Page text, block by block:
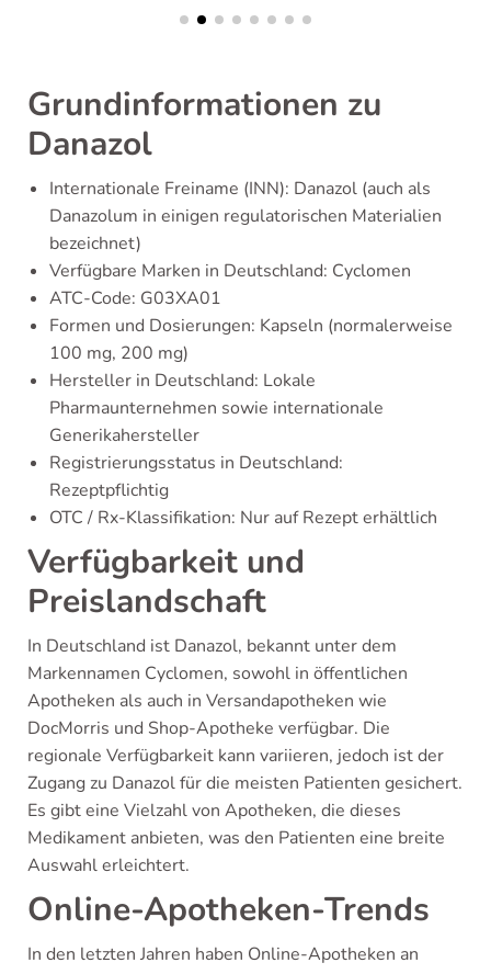
Grundinformationen zu
Danazol
Internationale Freiname (INN): Danazol (auch als
Danazolum in einigen regulatorischen Materialien
bezeichnet)
Verfügbare Marken in Deutschland: Cyclomen
ATC-Code: G03XA01
Formen und Dosierungen: Kapseln (normalerweise
100 mg, 200 mg)
Hersteller in Deutschland: Lokale
Pharmaunternehmen sowie internationale
Generikahersteller
Registrierungsstatus in Deutschland:
Rezeptpflichtig
OTC / Rx-Klassifikation: Nur auf Rezept erhältlich
Verfügbarkeit und
Preislandschaft
In Deutschland ist Danazol, bekannt unter dem
Markennamen Cyclomen, sowohl in öffentlichen
Apotheken als auch in Versandapotheken wie
DocMorris und Shop-Apotheke verfügbar. Die
regionale Verfügbarkeit kann variieren, jedoch ist der
Zugang zu Danazol für die meisten Patienten gesichert.
Es gibt eine Vielzahl von Apotheken, die dieses
Medikament anbieten, was den Patienten eine breite
Auswahl erleichtert.
Online-Apotheken-Trends
In den letzten Jahren haben Online-Apotheken an